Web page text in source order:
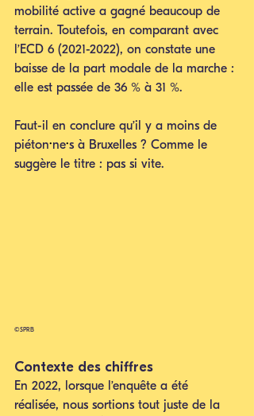
mobilité active a gagné beaucoup de
terrain. Toutefois, en comparant avec
l’ECD 6 (2021-2022), on constate une
baisse de la part modale de la marche :
elle est passée de 36 % à 31 %.
Faut-il en conclure qu’il y a moins de
piéton·ne·s à Bruxelles ? Comme le
suggère le titre : pas si vite.
©SPRB
Contexte des chiffres
En 2022, lorsque l’enquête a été
réalisée, nous sortions tout juste de la